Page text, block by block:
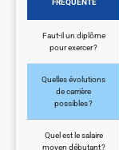
FRÉQUENTE
Faut-il un diplôme
pour exercer ?
Quelles évolutions
de carrière
possibles ?
Quel est le salaire
moyen débutant ?